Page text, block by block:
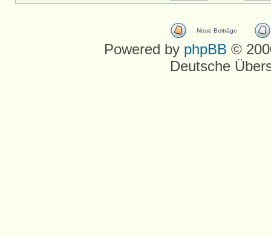
Neue Beiträge
Powered by phpBB ©
Deutsche